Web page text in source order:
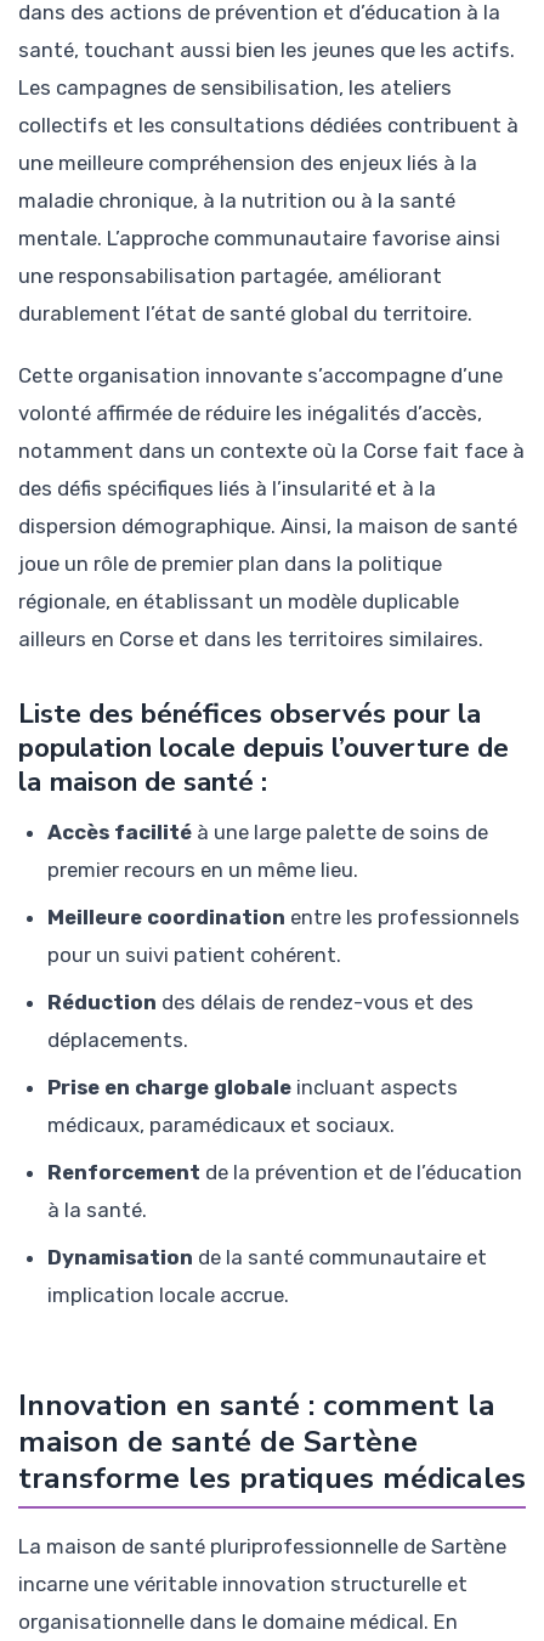
dans des actions de prévention et d’éducation à la
santé, touchant aussi bien les jeunes que les actifs.
Les campagnes de sensibilisation, les ateliers
collectifs et les consultations dédiées contribuent à
une meilleure compréhension des enjeux liés à la
maladie chronique, à la nutrition ou à la santé
mentale. L’approche communautaire favorise ainsi
une responsabilisation partagée, améliorant
durablement l’état de santé global du territoire.
Cette organisation innovante s’accompagne d’une
volonté affirmée de réduire les inégalités d’accès,
notamment dans un contexte où la Corse fait face à
des défis spécifiques liés à l’insularité et à la
dispersion démographique. Ainsi, la maison de santé
joue un rôle de premier plan dans la politique
régionale, en établissant un modèle duplicable
ailleurs en Corse et dans les territoires similaires.
Liste des bénéfices observés pour la
population locale depuis l’ouverture de
la maison de santé :
Accès facilité à une large palette de soins de
premier recours en un même lieu.
Meilleure coordination entre les professionnels
pour un suivi patient cohérent.
Réduction des délais de rendez-vous et des
déplacements.
Prise en charge globale incluant aspects
médicaux, paramédicaux et sociaux.
Renforcement de la prévention et de l’éducation
à la santé.
Dynamisation de la santé communautaire et
implication locale accrue.
Innovation en santé : comment la
maison de santé de Sartène
transforme les pratiques médicales
La maison de santé pluriprofessionnelle de Sartène
incarne une véritable innovation structurelle et
organisationnelle dans le domaine médical. En